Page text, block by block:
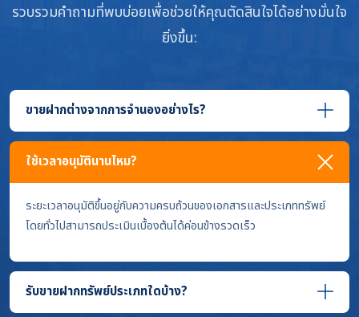
รวบรวมคำถามที่พบบ่อยเพื่อช่วยให้คุณตัดสินใจได้อย่างมั่นใจ
ยิ่งขึ้น:
ขายฝากต่างจากการจำนองอย่างไร?
ใช้เวลาอนุมัตินานไหม?
ระยะเวลาอนุมัติขึ้นอยู่กับความครบถ้วนของเอกสารและประเภททรัพย์
โดยทั่วไปสามารถประเมินเบื้องต้นได้ค่อนข้างรวดเร็ว
รับขายฝากทรัพย์ประเภทใดบ้าง?